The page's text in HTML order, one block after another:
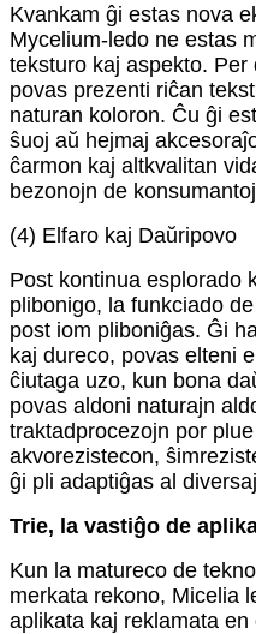
Kvankam ĝi estas nova
Mycelium-ledo ne estas
teksturo kaj aspekto.
povas prezenti riĉan
naturan koloron. Ĉu ĝi
ŝuoj aŭ hejmaj
ĉarmon kaj altkvalitan
bezonojn de
(4) Elfaro kaj Daŭripovo
Post kontinua esplorado
plibonigo, la funkciado
post iom pliboniĝas. Ĝi
kaj dureco, povas elteni
ĉiutaga uzo, kun bona
povas aldoni naturajn
traktadprocezojn por
akvorezistecon,
ĝi pli adaptiĝas al
Trie, la vastiĝo de
Kun la matureco de
merkata rekono, Micelia
aplikata kaj reklamata en